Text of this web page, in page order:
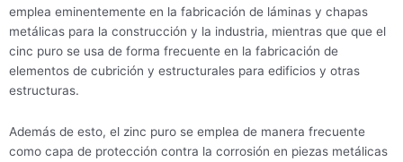
emplea eminentemente en la fabricación de láminas y chapas
metálicas para la construcción y la industria, mientras que que el
cinc puro se usa de forma frecuente en la fabricación de
elementos de cubrición y estructurales para edificios y otras
estructuras.
Además de esto, el zinc puro se emplea de manera frecuente
como capa de protección contra la corrosión en piezas metálicas